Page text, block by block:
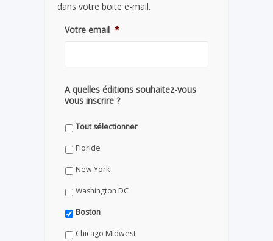
dans votre boite e-mail.
Votre email *
A quelles éditions souhaitez-vous
vous inscrire ?
Tout sélectionner
Floride
New York
Washington DC
Boston
Chicago Midwest